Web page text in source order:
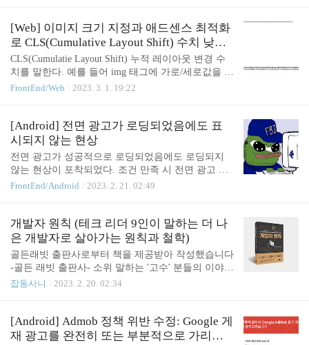
프로젝트 구조 대화 상자의 왼쪽 메뉴에서 SDK 위치
를 선택합니다. JDK 위치에서 경로 옆에 있는 줄임표
버튼을 클릭하고 최신 JDK 버전을 설치한 위치를 선
택합니다. 적용을 클릭한 다음 확인을 클릭합니다.
변경 사항을 적용하려면 Android 스튜디오를 다시 시
작하세요. 그게 다야! 이제 Android Studio에서 설치
[Web] 이미지 크기 지정과 애드센스 최적화
로 CLS(Cumulative Layout Shift) 수치 낮추
기
CLS(Cumulatie Layout Shift) 누적 레이아웃 변경 수
치를 말한다. 예를 들어 img 태그에 가로/세로값을 지
정하지 않았을 때, 이미지 로딩이 끝난 이후에야 크
어 레이아웃의 위치가 변경된다. 네트워크의 속도가
느리거나, 크기를 지정하지 않은 이미지의 갯수가 많
은 경우 많은 레이아웃 이동이 발생하고, 레이아웃의
이동은 사용자가 의도하지 않은 항목의 클릭과 같은
문제로 UX가 저해된다. 이것을 수치화시킨 것이 CL
S 수치이다. (lower is better) CLS 측정하기 크롬 개발
지와 글밖에 없는 간단한 html이지만 벌써부터..
FrontEnd/Web 2023. 3. 1. 19:22
[Android] 전면 광고가 로딩되었음에도 표
시되지 않는 현상
전면 광고가 성공적으로 로딩되었음에도 로딩되지
않는 현상이 포착되었다. 조건 만족 시 전면 광고 로
딩이 실패하거나 표시된 후 다음 동작이 실행되었기
스에서 관리하고 있었다. public void load(Context con
text) { mInterstitialAd = new InterstitialAd(context); if
(BuildConfig.DEBUG_MODE) { mInterstitialAd.setAd
UnitId("ca-app-pub-3940256099942544/1033173712");
} else { mInterstitialAd.setAdUnitId("AD_UNIT_ID");
} mInters..
FrontEnd/Android 2023. 2. 21. 02:49
개발자 원칙 (테크 리더 9인이 말하는 더 나
은 개발자로 살아가는 원칙과 철학)
골든래빗 출판사로부터 책을 제공받아 작성했습니다
-골든 래빗 출판사- 소위 말하는 '고수' 분들의 이야기
를 담은 책이다. 작년에 대학을 졸업하고, 올해 개발
책의 리뷰어를 신청해 선정되었다. 어떤 내용인가?
사실 책의 표지에서 풍기는 분위기로는 딱딱하게 풀
잡동사니 2023. 2. 20. 02:34
[Android] Admob 정책 위반 수정: Google 게
재 광고를 완전히 또는 부분적으로 가리는